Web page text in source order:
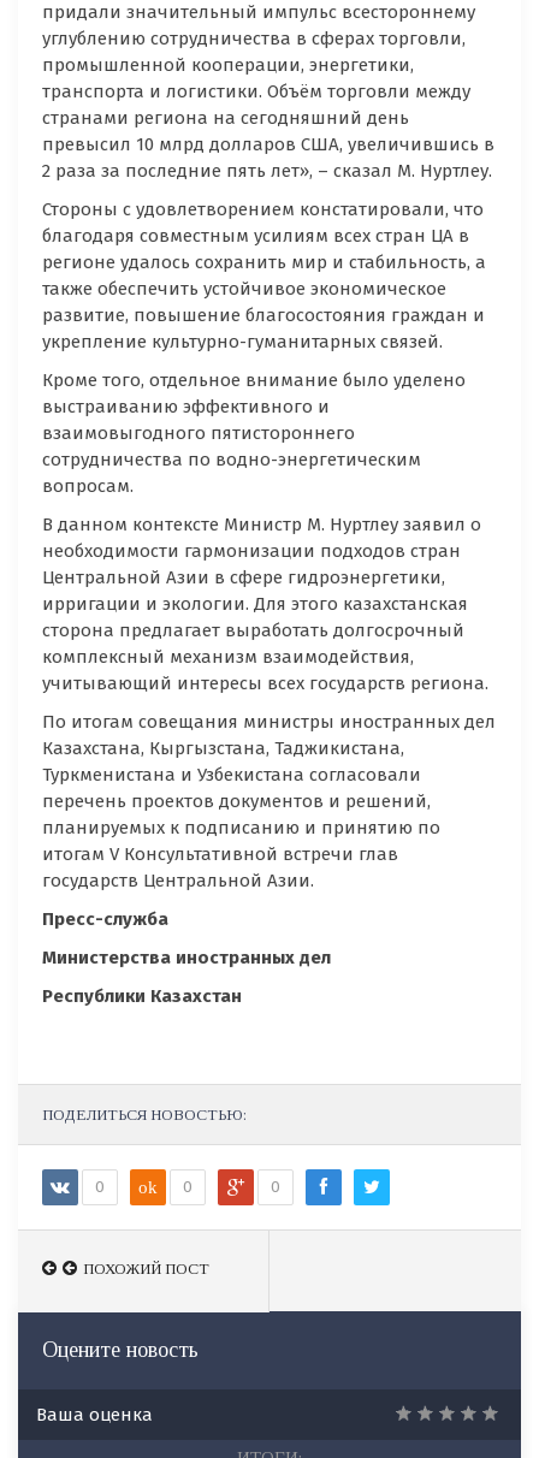
придали значительный импульс всестороннему
углублению сотрудничества в сферах торговли,
промышленной кооперации, энергетики,
транспорта и логистики. Объём торговли между
странами региона на сегодняшний день
превысил 10 млрд долларов США, увеличившись в
2 раза за последние пять лет», – сказал М. Нуртлеу.
Стороны с удовлетворением констатировали, что
благодаря совместным усилиям всех стран ЦА в
регионе удалось сохранить мир и стабильность, а
также обеспечить устойчивое экономическое
развитие, повышение благосостояния граждан и
укрепление культурно-гуманитарных связей.
Кроме того, отдельное внимание было уделено
выстраиванию эффективного и
взаимовыгодного пятистороннего
сотрудничества по водно-энергетическим
вопросам.
В данном контексте Министр М. Нуртлеу заявил о
необходимости гармонизации подходов стран
Центральной Азии в сфере гидроэнергетики,
ирригации и экологии. Для этого казахстанская
сторона предлагает выработать долгосрочный
комплексный механизм взаимодействия,
учитывающий интересы всех государств региона.
По итогам совещания министры иностранных дел
Казахстана, Кыргызстана, Таджикистана,
Туркменистана и Узбекистана согласовали
перечень проектов документов и решений,
планируемых к подписанию и принятию по
итогам V Консультативной встречи глав
государств Центральной Азии.
Пресс-служба
Министерства иностранных дел
Республики Казахстан
ПОДЕЛИТЬСЯ НОВОСТЬЮ:
0 ok 0 0
ПОХОЖИЙ ПОСТ
ПОХОЖИЙ ПОСТ
Оцените новость
Ваша оценка